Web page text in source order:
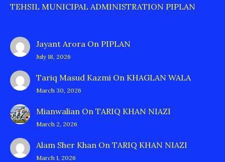
TEHSIL MUNICIPAL ADMINISTRATION PIPLAN
Jayant Arora On PIPLAN
July 18, 2026
Tariq Masud Kazmi On KHAGLAN WALA
March 30, 2026
Mianwalian On TARIQ KHAN NIAZI
March 2, 2026
Alam Sher Khan On TARIQ KHAN NIAZI
March 1, 2026